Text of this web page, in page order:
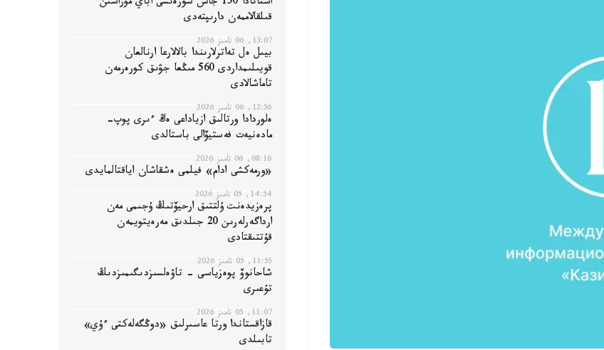
قىلقالاممەن دارىپتەدى
13:07, 06 تامىز 2026
بيىل ەل تەاترلارىندا بالالارعا ارنالعان
قويىلىمداردى 560 مىڭعا جۋىق كورەرمەن
تاماشالادى
12:56, 06 تامىز 2026
ەلوردادا ورتالىق ازياداعى ەڭ ءىرى پوپ-
مادەنيەت فەستيۆالى باستالدى
08:16, 06 تامىز 2026
«ورمەكشى ادام» فيلمى ەشقاشان اياقتالمايدى
14:54, 05 تامىز 2026
پرەزيدەنت ۇلتتىق ارحيۆتىڭ ۇجىمى مەن
ارداگەرلەرىن 20 جىلدىق مەرەيتويمەن
قۇتتىقتادى
11:55, 05 تامىز 2026
شاحانوۆ پوەزياسى - تاۋەلسىزدىگىمىزدىڭ
تۇعىرى
11:07, 05 تامىز 2026
قازاقستاندا ورتا عاسىرلىق «دوڭگەلەكتى ءۇي»
تابىلدى